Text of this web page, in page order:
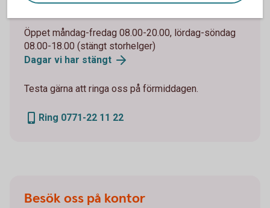
Ring oss
Öppet måndag-fredag 08.00-20.00, lördag-söndag
08.00-18.00 (stängt storhelger)
Dagar vi har stängt
Testa gärna att ringa oss på förmiddagen.
Ring 0771-22 11 22
Besök oss på kontor